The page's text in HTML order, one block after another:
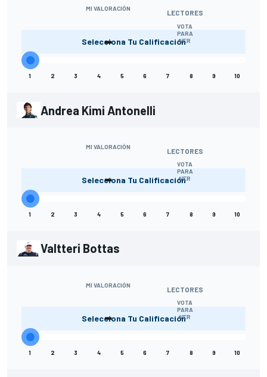
MI VALORACIÓN
-
LECTORES
VOTA
PARA
VER
Selecciona Tu Calificación
1 2 3 4 5 6 7 8 9 10
Andrea Kimi Antonelli
MI VALORACIÓN
-
LECTORES
VOTA
PARA
VER
Selecciona Tu Calificación
1 2 3 4 5 6 7 8 9 10
Valtteri Bottas
MI VALORACIÓN
-
LECTORES
VOTA
PARA
VER
Selecciona Tu Calificación
1 2 3 4 5 6 7 8 9 10